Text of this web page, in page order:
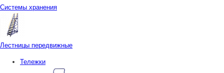
Системы хранения
Лестницы передвижные
Тележки